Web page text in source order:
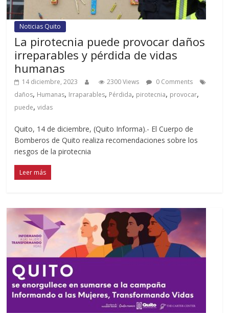
Noticias Quito
La pirotecnia puede provocar daños
irreparables y pérdida de vidas
humanas
14 diciembre, 2023 2300 Views
0 Comments
daños, Humanas, Irraparables, Pérdida, pirotecnia, provocar,
puede,vidas
Quito, 14 de diciembre, (Quito Informa).- El Cuerpo de
Bomberos de Quito realiza recomendaciones sobre los
riesgos de la pirotecnia
Leer más